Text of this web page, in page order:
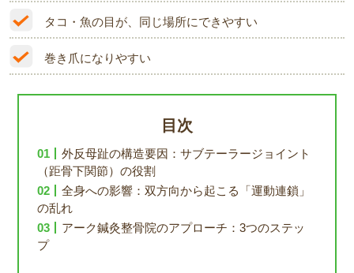
タコ・魚の目が、同じ場所にできやすい
巻き爪になりやすい
目次
外反母趾の構造要因：サブテーラージョイント
（距骨下関節）の役割
全身への影響：双方向から起こる「運動連鎖」
の乱れ
アーク鍼灸整骨院のアプローチ：3つのステッ
プ